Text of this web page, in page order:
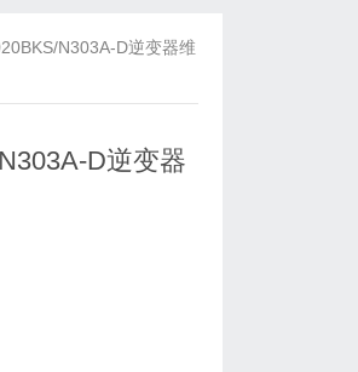
N303A-D逆变器维
D逆变器